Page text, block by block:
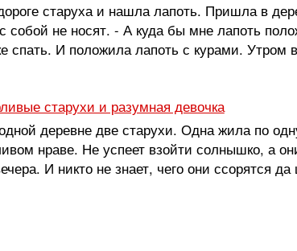
старуха и нашла лапоть. Пришла в
собой не носят. - А куда бы мне лапоть
спать. И положила лапоть с курами. Утром
старухи и разумная девочка
деревне две старухи. Одна жила по
нраве. Не успеет взойти солнышко, а
И никто не знает, чего они ссорятся